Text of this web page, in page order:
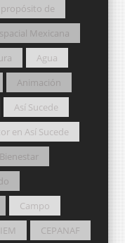
de
Mexicana
Agua
Animación
Así Sucede
en Así Sucede
Bienestar
Campo
CEPANAF